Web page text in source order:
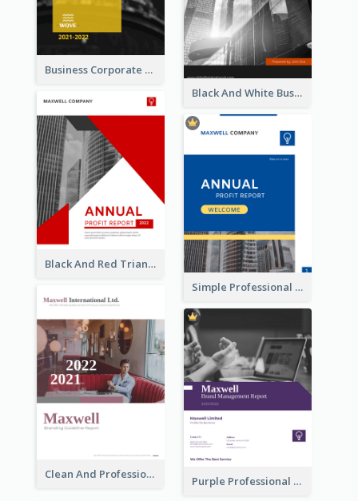
Business Corporate Annual Report
Black And White Business Report
Black And Red Triangular Annual Report Design Ideas
Simple Professional Blue Business Report Design Ideas
Clean And Professional Business Report Design Ideas
Purple Professional Branding Auditing Report Templates